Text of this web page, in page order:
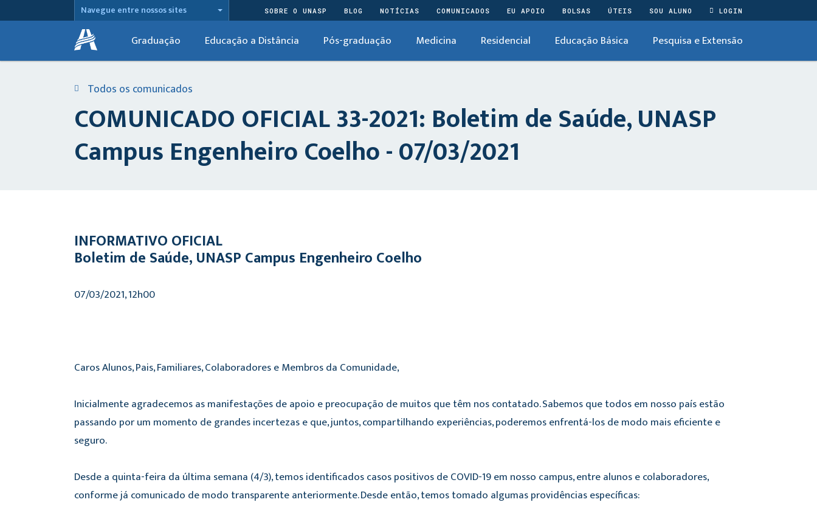
Navegue entre nossos sites SOBRE O UNASP BLOG NOTÍCIAS COMUNICADOS EU APOIO BOLSAS ÚTEIS SOU ALUNO LOGIN
Graduação Educação a Distância Pós-graduação Medicina Residencial Educação Básica Pesquisa e Extensão
Todos os comunicados
COMUNICADO OFICIAL 33-2021: Boletim de Saúde, UNASP
Campus Engenheiro Coelho - 07/03/2021
INFORMATIVO OFICIAL
Boletim de Saúde, UNASP Campus Engenheiro Coelho
07/03/2021, 12h00
Caros Alunos, Pais, Familiares, Colaboradores e Membros da Comunidade,
Inicialmente agradecemos as manifestações de apoio e preocupação de muitos que têm nos contatado. Sabemos que todos em nosso país estão
passando por um momento de grandes incertezas e que, juntos, compartilhando experiências, poderemos enfrentá-los de modo mais eficiente e
seguro.
Desde a quinta-feira da última semana (4/3), temos identificados casos positivos de COVID-19 em nosso campus, entre alunos e colaboradores,
conforme já comunicado de modo transparente anteriormente. Desde então, temos tomado algumas providências específicas: